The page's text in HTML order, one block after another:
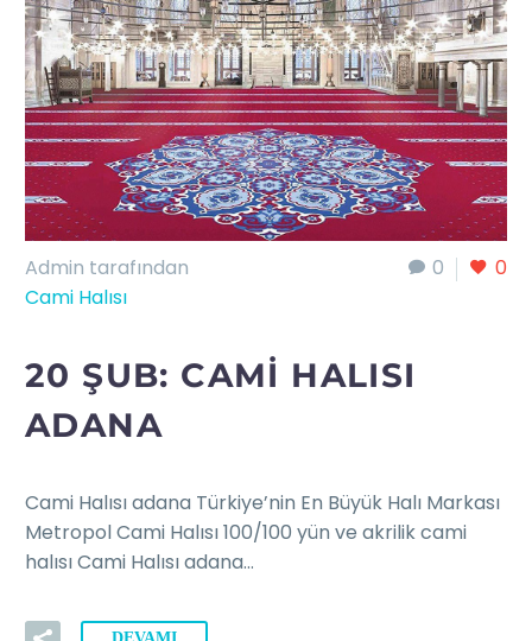
0 0
Admin tarafından
Cami Halısı
20 ŞUB: CAMI HALISI
ADANA
Cami Halısı adana Türkiye’nin En Büyük Halı Markası
Metropol Cami Halısı 100/100 yün ve akrilik cami
halısı Cami Halısı adana…